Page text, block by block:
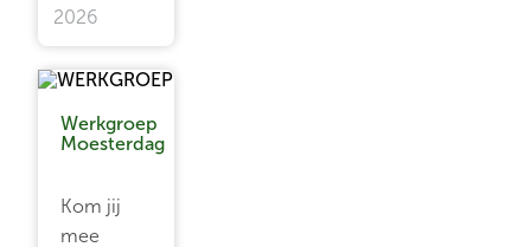
2026
Werkgroep
Moesterdag
Kom jij
mee